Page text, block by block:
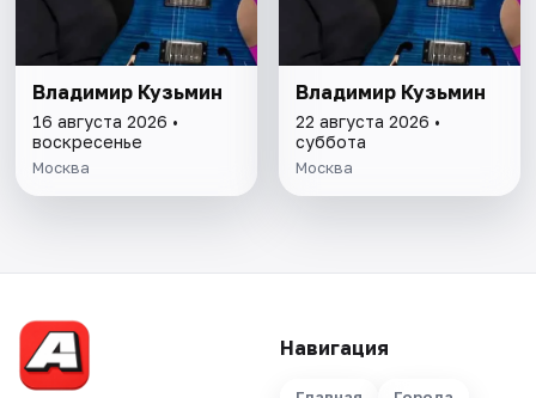
Владимир Кузьмин
16 августа 2026 •
воскресенье
Москва
Владимир Кузьмин
22 августа 2026 •
суббота
Москва
Навигация